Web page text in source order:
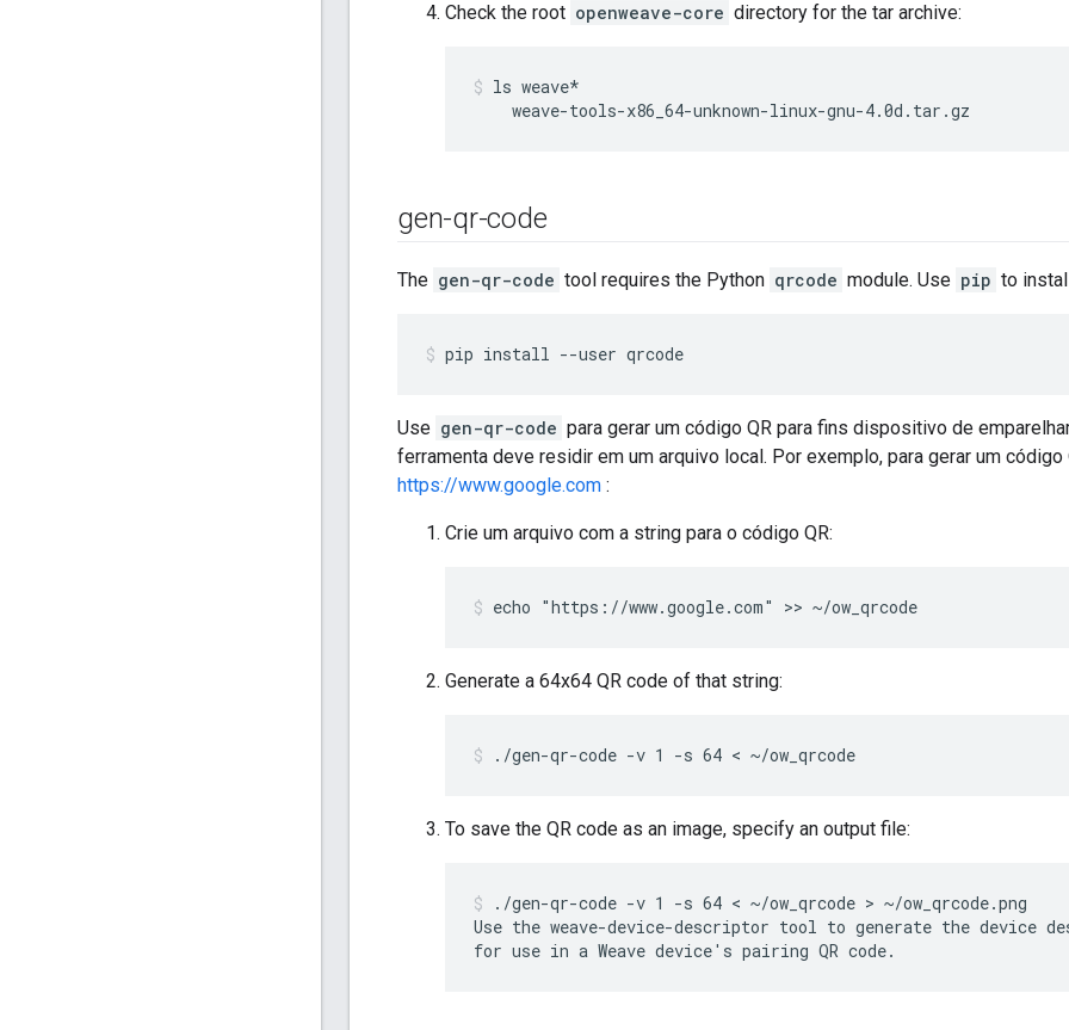
Check the root openweave-core directory for the tar archive:
ls weave*
    weave-tools-x86_64-unknown-linux-gnu-4.0d.tar.gz
gen-qr-code
The gen-qr-code tool requires the Python qrcode module. Use pip to
pip install --user qrcode
Use gen-qr-code para gerar um código QR para fins dispositivo de
ferramenta deve residir em um arquivo local. Por exemplo, para gerar um código
https://www.google.com :
Crie um arquivo com a string para o código QR:
echo "https://www.google.com" >> ~/ow_qrcode
Generate a 64x64 QR code of that string:
./gen-qr-code -v 1 -s 64 < ~/ow_qrcode
To save the QR code as an image, specify an output file:
./gen-qr-code -v 1 -s 64 < ~/ow_qrcode > ~/ow_qrcode.png
Use the weave-device-descriptor tool to generate the device
for use in a Weave device's pairing QR code.